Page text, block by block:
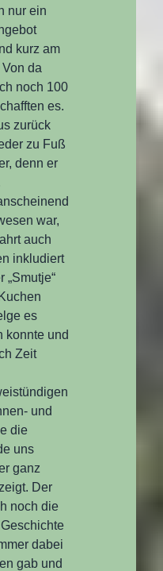
nur ein
kurz am
da
noch 100
es.
zurück
zu Fuß
denn er
war,
auch
inkludiert
„Smutje“
es
konnte und
Zeit
und
die
uns
ganz
Der
noch die
dabei
gab und